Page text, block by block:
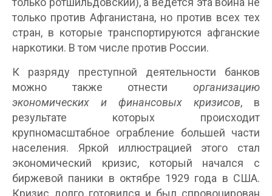
только против Афганистана, но против всех тех
стран, в которые транспортируются афганские
наркотики. В том числе против России.
К разряду преступной деятельности банков
можно также отнести организацию
экономических и финансовых кризисов, в
результате которых происходит
крупномасштабное ограбление большей части
населения. Яркой иллюстрацией этого стал
экономический кризис, который начался с
биржевой паники в октябре 1929 года в США.
Кризис долго готовился и был спровоцирован